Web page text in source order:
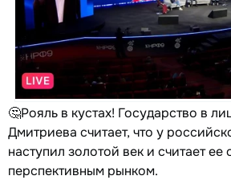
🤔Рояль в кустах! Государство в
Дмитриева считает, что у
наступил золотой век и считает ее
перспективным рынком.